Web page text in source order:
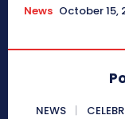
News October 15,
NEWS